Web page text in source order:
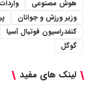
هوش مصنوعی
وزیر ورزش و جوانان
کنفدراسیون فوتبال آسیا
گوگل
لینک های مفید